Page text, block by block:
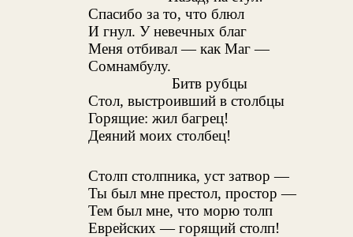
Спасибо за то, что блюл
И гнул. У невечных благ
Меня отбивал — как Маг —
Сомнамбулу.
Битв рубцы
Стол, выстроивший в столбцы
Горящие: жил багрец!
Деяний моих столбец!
Столп столпника, уст затвор —
Ты был мне престол, простор —
Тем был мне, что морю толп
Еврейских — горящий столп!